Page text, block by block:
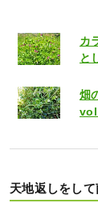
カ
と
畑
天地返しをし